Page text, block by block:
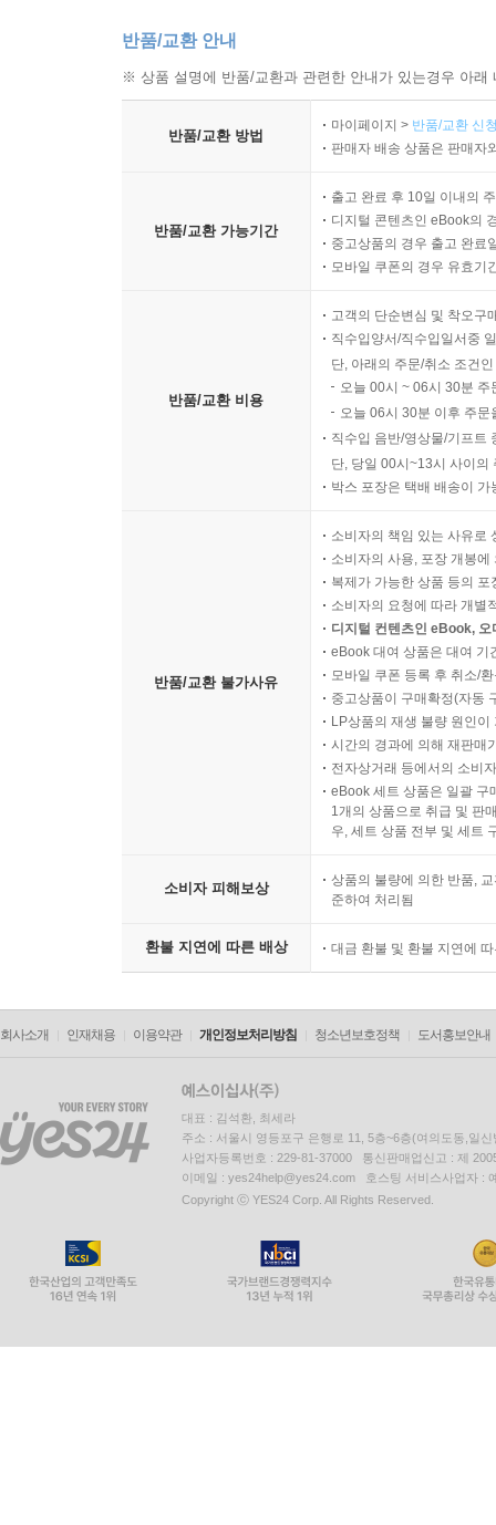
반품/교환 안내
※ 상품 설명에 반품/교환과 관련한 안내가 있는경우 아
반품/교환 방법
마이페이지 > 반품/교환 신
판매자 배송 상품은 판매자
반품/교환 가능기간
출고 완료 후 10일 이내의
디지털 콘텐츠인 eBook의
중고상품의 경우 출고 완료
모바일 쿠폰의 경우 유효기
반품/교환 비용
고객의 단순변심 및 착오구
직수입양서/직수입일서중
단, 아래의 주문/취소 조건
오늘 00시 ~ 06시 30분
오늘 06시 30분 이후 주
직수입 음반/영상물/기프트
단, 당일 00시~13시 사이의
박스 포장은 택배 배송이
반품/교환 불가사유
소비자의 책임 있는 사유로
소비자의 사용, 포장 개봉
복제가 가능한 상품 등의
소비자의 요청에 따라 개별
디지털 컨텐츠인 eBook,
eBook 대여 상품은 대여 기
모바일 쿠폰 등록 후 취소/
중고상품이 구매확정(자동
LP상품의 재생 불량 원인
시간의 경과에 의해 재판매
전자상거래 등에서의 소비
eBook 세트 상품은 일괄 구
1개의 상품으로 취급 및 판
우, 세트 상품 전부 및 세트
소비자 피해보상
상품의 불량에 의한 반품,
준하여 처리됨
환불 지연에 따른 배상 대금 환불 및 환불 지연에
회사소개 인재채용 이용약관 개인정보처리방침 청소년보호정책 도서홍보안내
대표 : 김석환, 최세라
주소 : 서울시 영등포구 은행로 11, 5층~6층(여의도동,일신
사업자등록번호 : 229-81-37000 통신판매업신고 : 제
이메일 : yes24help@yes24.com 호스팅 서비스사업자 :
Copyright ⓒ YES24 Corp. All Rights Reserved.